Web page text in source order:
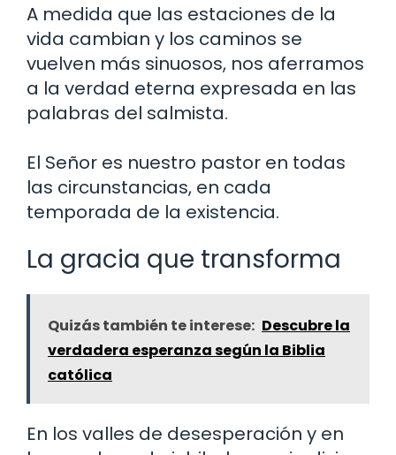
A medida que las estaciones de la
vida cambian y los caminos se
vuelven más sinuosos, nos aferramos
a la verdad eterna expresada en las
palabras del salmista.
El Señor es nuestro pastor en todas
las circunstancias, en cada
temporada de la existencia.
La gracia que transforma
Quizás también te interese: Descubre la
verdadera esperanza según la Biblia
católica
En los valles de desesperación y en